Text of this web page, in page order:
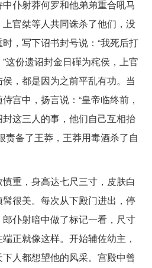
仆射莽何罗和他弟弟重合吼马
官桀等人共同诛杀了他们，没
，写下诏书封号说：“我死后打
这份遗诏封金日磾为秺侯，上官
，都是因为之前平乱有功。当
宫中，扬言说：“皇帝临终前，
这三人的事，他们自己互相抬
责备了王莽，王莽用毒酒杀了自
重，身高达七尺三寸，皮肤白
很美。每次从下殿门进出，停
仆射暗中做了标记一看，尺寸
正就像这样。开始辅佐幼主，
人都想望他的风采。宫殿中曾